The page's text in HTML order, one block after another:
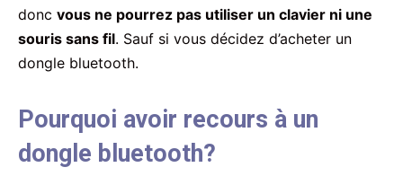
donc vous ne pourrez pas utiliser un clavier ni une
souris sans fil. Sauf si vous décidez d’acheter un
dongle bluetooth.
Pourquoi avoir recours à un
dongle bluetooth?